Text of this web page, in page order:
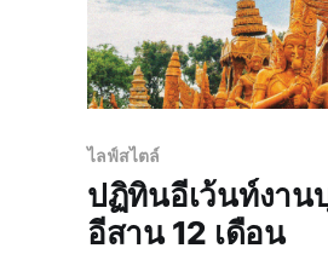
ไลฟ์สไตล์
ปฏิทินอีเว้นท์งา
อีสาน 12 เดือน